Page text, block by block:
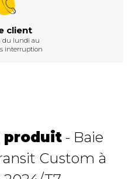
client
du lundi au
interruption
produit - Baie
Custom à